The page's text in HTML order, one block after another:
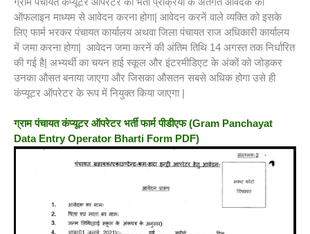
ऑफलाइन माध्यम से आवेदन करना होगा| आवेदन करनें वाले व्यक्ति को इसके
लिए फार्म भरकर पंचायत कार्यालय अथवा जिला पंचायत राज अधिकारी कार्यालय
में जमा करना होगा| आवेदन जमा करनें की अंतिम तिथि 14 अगस्त तक निर्धारित
की गई है| अभ्यर्थी का चयन हाई स्कूल और इंटरमीडिएट के अंकों को जोड़कर
उनका औसत बनाया जाएगा और जिसका औसतन सबसे अधिक होगा उसे ही
कंप्यूटर ऑपरेटर के रूप में नियुक्त किया जाएगा |
ग्राम पंचायत कंप्यूटर ऑपरेटर भर्ती फार्म पीडीएफ (Gram Panchayat
Data Entry Operator Bharti Form PDF)